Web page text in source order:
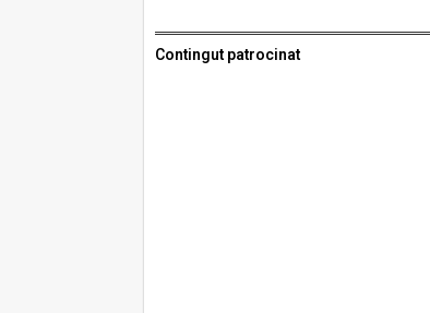
Contingut patrocinat